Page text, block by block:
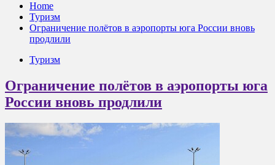
Home
Туризм
Ограничение полётов в аэропорты юга России вновь
продлили
Туризм
Ограничение полётов в аэропорты юга
России вновь продлили